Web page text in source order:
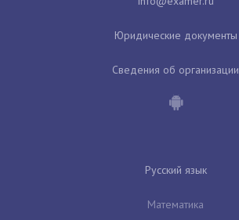
Юридические документы
Сведения об организации
Русский язык
Математика